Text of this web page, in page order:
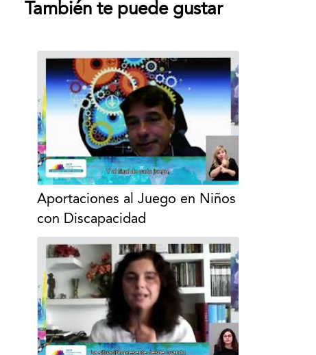
También te puede gustar
Aportaciones al Juego en Niños
con Discapacidad